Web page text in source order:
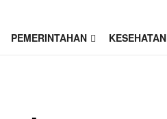
PEMERINTAHAN KESEHATAN